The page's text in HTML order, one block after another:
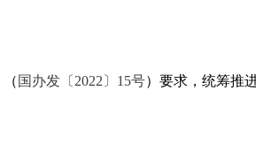
（ 国办发〔2022〕15号）要求，统筹推